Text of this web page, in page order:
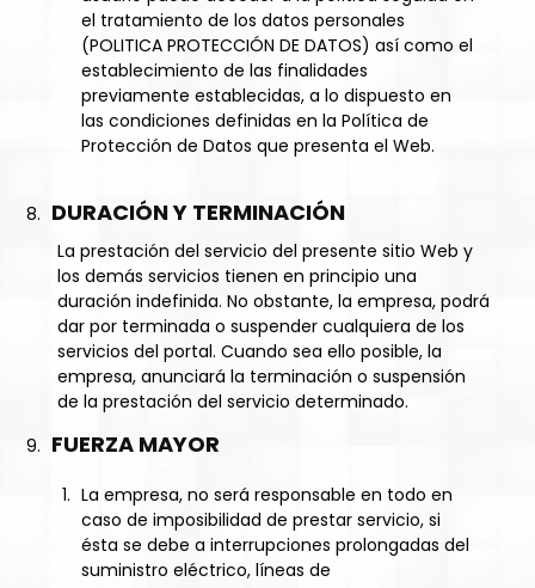
el tratamiento de los datos personales
(POLITICA PROTECCIÓN DE DATOS) así como el
establecimiento de las finalidades
previamente establecidas, a lo dispuesto en
las condiciones definidas en la Política de
Protección de Datos que presenta el Web.
DURACIÓN Y TERMINACIÓN
La prestación del servicio del presente sitio Web y
los demás servicios tienen en principio una
duración indefinida. No obstante, la empresa, podrá
dar por terminada o suspender cualquiera de los
servicios del portal. Cuando sea ello posible, la
empresa, anunciará la terminación o suspensión
de la prestación del servicio determinado.
FUERZA MAYOR
La empresa, no será responsable en todo en
caso de imposibilidad de prestar servicio, si
ésta se debe a interrupciones prolongadas del
suministro eléctrico, líneas de